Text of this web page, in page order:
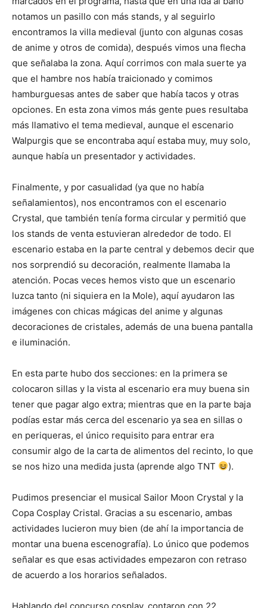
notamos un pasillo con más stands, y al seguirlo
encontramos la villa medieval (junto con algunas cosas
de anime y otros de comida), después vimos una flecha
que señalaba la zona. Aquí corrimos con mala suerte ya
que el hambre nos había traicionado y comimos
hamburguesas antes de saber que había tacos y otras
opciones. En esta zona vimos más gente pues resultaba
más llamativo el tema medieval, aunque el escenario
Walpurgis que se encontraba aquí estaba muy, muy solo,
aunque había un presentador y actividades.
Finalmente, y por casualidad (ya que no había
señalamientos), nos encontramos con el escenario
Crystal, que también tenía forma circular y permitió que
los stands de venta estuvieran alrededor de todo. El
escenario estaba en la parte central y debemos decir que
nos sorprendió su decoración, realmente llamaba la
atención. Pocas veces hemos visto que un escenario
luzca tanto (ni siquiera en la Mole), aquí ayudaron las
imágenes con chicas mágicas del anime y algunas
decoraciones de cristales, además de una buena pantalla
e iluminación.
En esta parte hubo dos secciones: en la primera se
colocaron sillas y la vista al escenario era muy buena sin
tener que pagar algo extra; mientras que en la parte baja
podías estar más cerca del escenario ya sea en sillas o
en periqueras, el único requisito para entrar era
consumir algo de la carta de alimentos del recinto, lo que
se nos hizo una medida justa (aprende algo TNT
).
Pudimos presenciar el musical Sailor Moon Crystal y la
Copa Cosplay Cristal. Gracias a su escenario, ambas
actividades lucieron muy bien (de ahí la importancia de
montar una buena escenografía). Lo único que podemos
señalar es que esas actividades empezaron con retraso
de acuerdo a los horarios señalados.
Hablando del concurso cosplay, contaron con 22